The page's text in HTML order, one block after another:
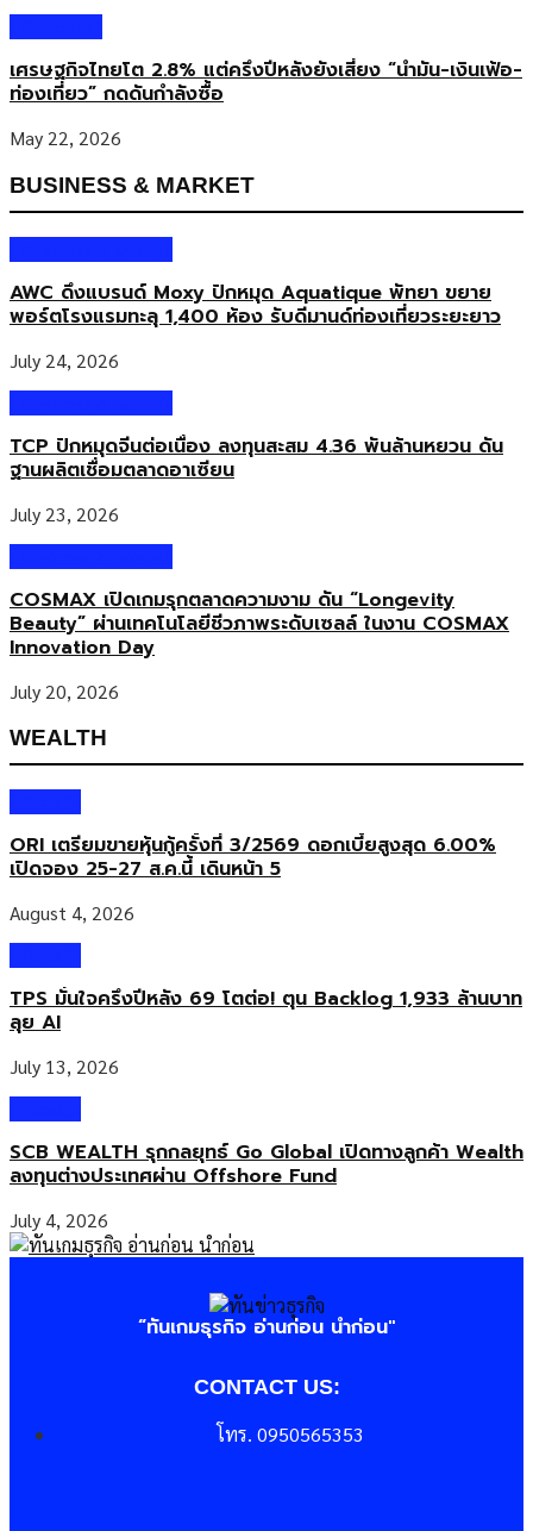
เศรษฐกิจไทยโต 2.8% แต่ครึ่งปีหลังยังเสี่ยง “น้ำมัน-เงินเฟ้อ-
ท่องเที่ยว” กดดันกำลังซื้อ
May 22, 2026
BUSINESS & MARKET
AWC ดึงแบรนด์ Moxy ปักหมุด Aquatique พัทยา ขยาย
พอร์ตโรงแรมทะลุ 1,400 ห้อง รับดีมานด์ท่องเที่ยวระยะยาว
July 24, 2026
TCP ปักหมุดจีนต่อเนื่อง ลงทุนสะสม 4.36 พันล้านหยวน ดัน
ฐานผลิตเชื่อมตลาดอาเซียน
July 23, 2026
COSMAX เปิดเกมรุกตลาดความงาม ดัน “Longevity
Beauty” ผ่านเทคโนโลยีชีวภาพระดับเซลล์ ในงาน COSMAX
Innovation Day
July 20, 2026
WEALTH
ORI เตรียมขายหุ้นกู้ครั้งที่ 3/2569 ดอกเบี้ยสูงสุด 6.00%
เปิดจอง 25-27 ส.ค.นี้ เดินหน้า 5
August 4, 2026
TPS มั่นใจครึ่งปีหลัง 69 โตต่อ! ตุน Backlog 1,933 ล้านบาท
ลุย AI
July 13, 2026
SCB WEALTH รุกกลยุทธ์ Go Global เปิดทางลูกค้า Wealth
ลงทุนต่างประเทศผ่าน Offshore Fund
July 4, 2026
“ทันเกมธุรกิจ อ่านก่อน นำก่อน"
CONTACT US:
โทร. 0950565353